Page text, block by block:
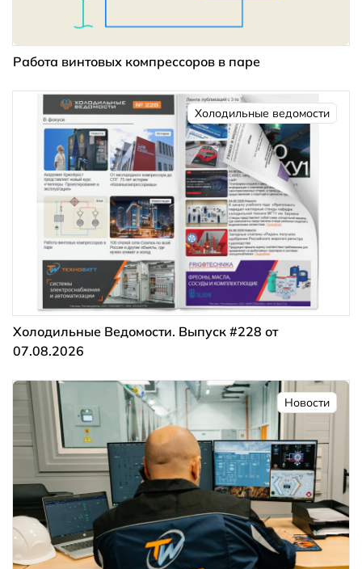
Работа винтовых компрессоров в паре
Холодильные ведомости
Холодильные Ведомости. Выпуск #228 от
07.08.2026
Новости